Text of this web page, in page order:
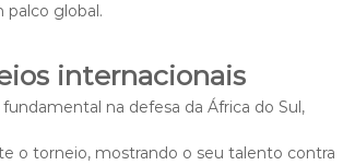
palco global.
internacionais
na defesa da África do Sul,
o torneio, mostrando o seu talento contra